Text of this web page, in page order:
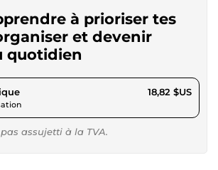
à prioriser tes
et devenir
quotidien
pour 17,34 $US 18,82 $US
pas assujetti à la TVA.